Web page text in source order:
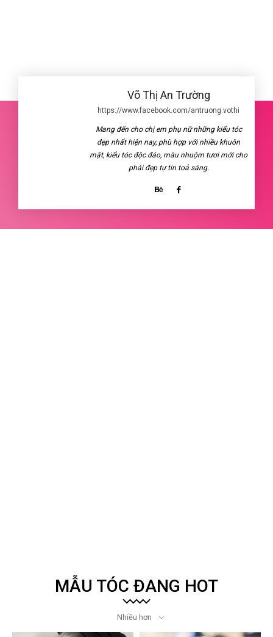
Võ Thị An Trường
https://www.facebook.com/antruong.vothi
Mang đến cho chị em phụ nữ những kiểu tóc
đẹp nhất hiện nay, phù hợp với nhiều khuôn
mặt, kiểu tóc độc đáo, màu nhuộm tươi mới cho
phái đẹp tự tin toả sáng.
MẪU TÓC ĐANG HOT
Nhiều hơn